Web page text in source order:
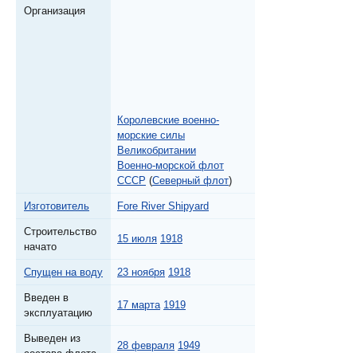
Организация
Королевские военно-
морские силы
Великобритании
Военно-морской флот
СССР (Северный флот)
Изготовитель Fore River Shipyard
Строительство
начато
15 июля 1918
Спущен на воду 23 ноября 1918
Введен в
эксплуатацию
17 марта 1919
Выведен из
28 февраля 1949